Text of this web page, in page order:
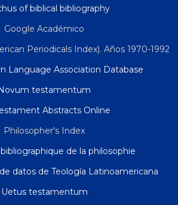
of biblical bibliography
Google Académico
Periodicals Index). Años 1970-1992
Language Association Database
testamentum
Abstracts Online
Philosopher's Index
de la philosophie
datos de Teología Latinoamericana
Uetus testamentum